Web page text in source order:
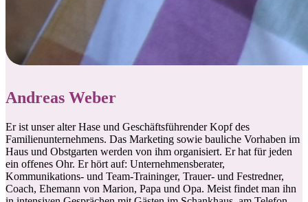
Andreas Weber
Er ist unser alter Hase und Geschäftsführender Kopf des
Familienunternehmens. Das Marketing sowie bauliche Vorhaben im
Haus und Obstgarten werden von ihm organisiert. Er hat für jeden
ein offenes Ohr. Er hört auf: Unternehmensberater,
Kommunikations- und Team-Traininger, Trauer- und Festredner,
Coach, Ehemann von Marion, Papa und Opa. Meist findet man ihn